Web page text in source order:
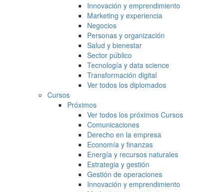
Innovación y emprendimiento
Marketing y experiencia
Negocios
Personas y organización
Salud y bienestar
Sector público
Tecnología y data science
Transformación digital
Ver todos los diplomados
Cursos
Próximos
Ver todos los próximos Cursos
Comunicaciones
Derecho en la empresa
Economía y finanzas
Energía y recursos naturales
Estrategia y gestión
Gestión de operaciones
Innovación y emprendimiento